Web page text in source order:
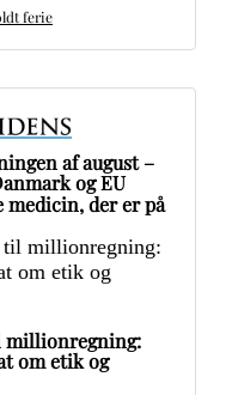
ferie
af august –
og EU
medicin, der er på
millionregning:
om etik og